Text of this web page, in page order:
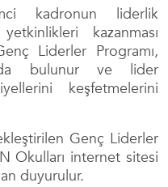
kadronun liderlik
kazanması
Liderler Programı,
bulunur ve lider
keşfetmelerini
Genç Liderler
Okulları internet sitesi
duyurulur.